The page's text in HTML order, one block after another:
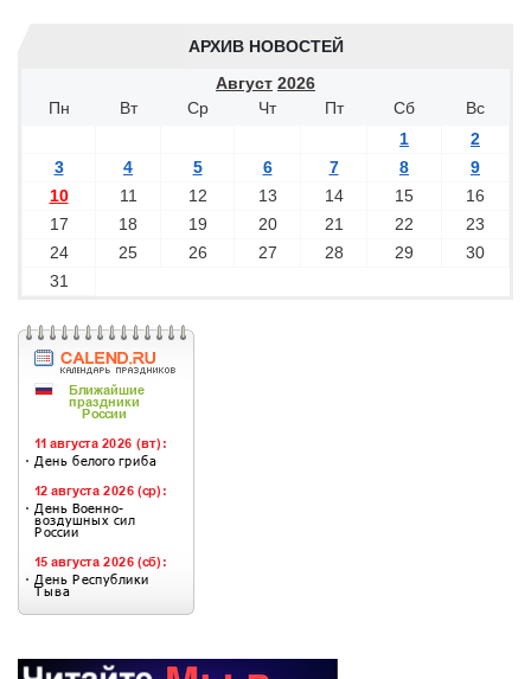
АРХИВ НОВОСТЕЙ
Август 2026
Пн
Вт Ср Чт Пт Сб
Вс
1
2
3
4 5 6 7 8
9
10
11 12 13 14 15
16
17
18 19 20 21 22
23
24
25 26 27 28 29
30
31